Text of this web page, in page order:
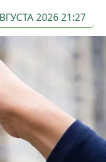
2026 21:27